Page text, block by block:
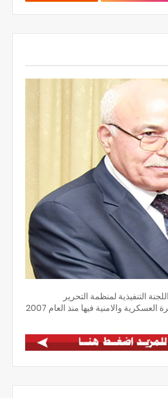
التنفيذية لمنظمة التحرير
الفلسطينية ورئيس الدائرة العسكرية والامنية فيها منذ العام 2007